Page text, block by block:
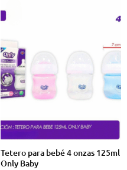
Tetero para bebé 4 onzas 125ml
Only Baby